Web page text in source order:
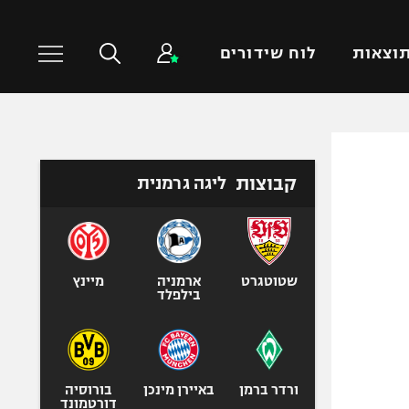
תוצאות לוח שידורים
טניס
כדורעף
ג'ודו
ספורט אולימפי
קבוצות ליגה גרמנית
שטוטגרט
ארמניה
בילפלד
מיינץ
ורדר ברמן באיירן מינכן
בורוסיה
דורטמונד